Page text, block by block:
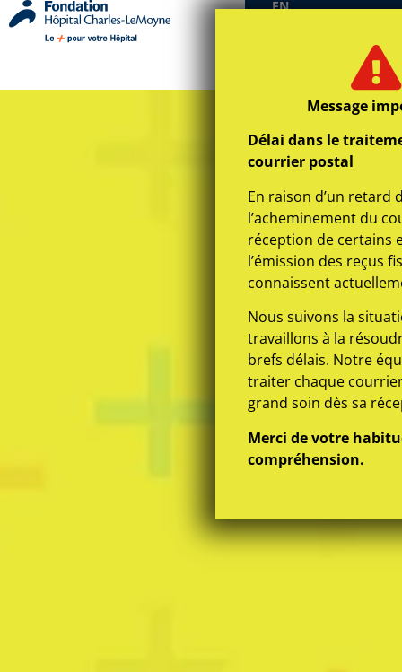
EN
Message
Délai dans le
courrier postal
En raison d’un retard
l’acheminement du
réception de certains
l’émission des reçus
connaissent
Nous suivons la
travaillons à la
brefs délais. Notre
traiter chaque
grand soin dès sa
Merci de votre
compréhension.